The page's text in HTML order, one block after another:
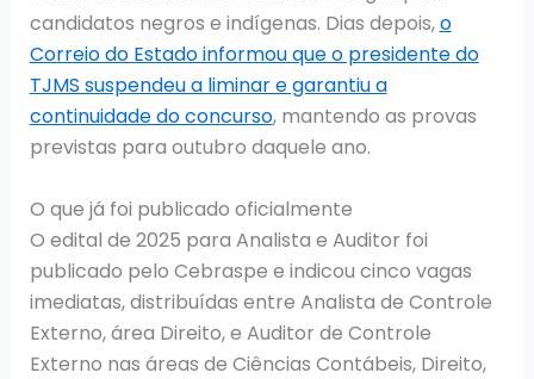
candidatos negros e indígenas. Dias depois,o
Correio do Estado informou que o presidente do
TJMS suspendeu a liminar e garantiu a
continuidade do concurso, mantendo as provas
previstas para outubro daquele ano.
O que já foi publicado oficialmente
O edital de 2025 para Analista e Auditor foi
publicado pelo Cebraspe e indicou cinco vagas
imediatas, distribuídas entre Analista de Controle
Externo, área Direito, e Auditor de Controle
Externo nas áreas de Ciências Contábeis, Direito,